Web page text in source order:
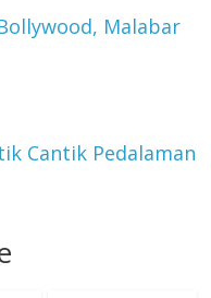
Malabar
Cantik Pedalaman